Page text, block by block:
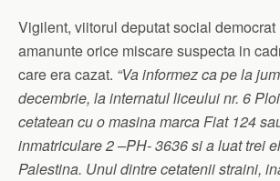
Vigilent, viitorul deputat social
amanunte orice miscare suspecta in
care era cazat. “Va informez ca pe la
decembrie, la internatul liceului nr. 6
cetatean cu o masina marca Fiat 124
inmatriculare 2 –PH- 3636 si a luat trei
Palestina. Unul dintre cetatenii straini,